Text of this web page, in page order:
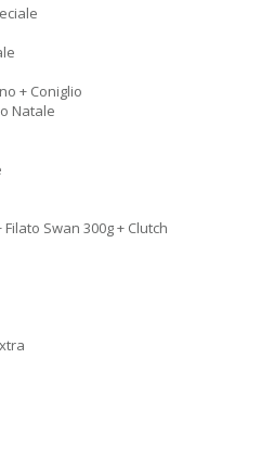
+ Coniglio
Natale
Swan 300g + Clutch